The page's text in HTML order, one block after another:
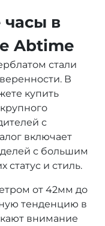
в
Abtime
стали
В
купить
с
включает
с большим
и стиль.
от 42мм до
тенденцию в
внимание